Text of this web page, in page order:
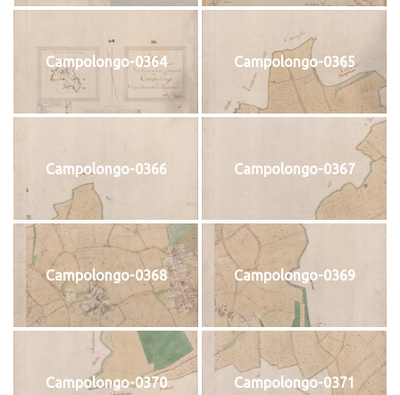
Campolongo-0364 Campolongo-0365
Campolongo-0366 Campolongo-0367
Campolongo-0368 Campolongo-0369
Campolongo-0370 Campolongo-0371